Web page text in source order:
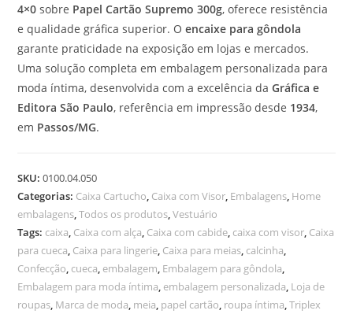
4×0 sobre Papel Cartão Supremo 300g, oferece resistência
e qualidade gráfica superior. Oencaixe para gôndola
garante praticidade na exposição em lojas e mercados.
Uma solução completa em embalagem personalizada para
moda íntima, desenvolvida com a excelência daGráfica e
Editora São Paulo, referência em impressão desde 1934,
em Passos/MG.
SKU:0100.04.050
Categorias: Caixa Cartucho, Caixa com Visor, Embalagens, Home
embalagens,Todos os produtos,Vestuário
Tags: caixa, Caixa com alça, Caixa com cabide, caixa com visor, Caixa
para cueca, Caixa para lingerie, Caixa para meias, calcinha,
Confecção, cueca, embalagem, Embalagem para gôndola,
Embalagem para moda íntima, embalagem personalizada, Loja de
roupas, Marca de moda, meia, papel cartão, roupa íntima,Triplex